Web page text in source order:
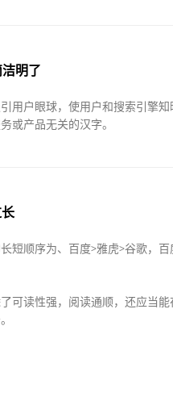
明了
用户眼球，使用户和搜索引擎
或产品无关的汉字。
短顺序为、百度>雅虎>谷歌，
可读性强，阅读通顺，还应当